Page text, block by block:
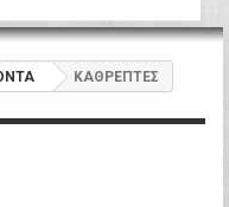
ΚΑΘΡΕΠΤΕΣ